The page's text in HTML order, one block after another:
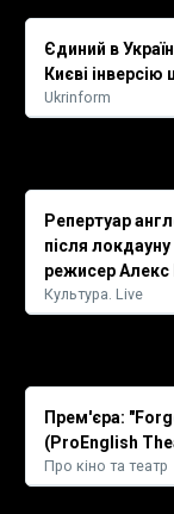
Єдиний в
Києві
Ukrinform
Репертуар
після
режисер Алекс
Культура. Live
Прем'єра:
(ProEnglish
Про кіно та театр